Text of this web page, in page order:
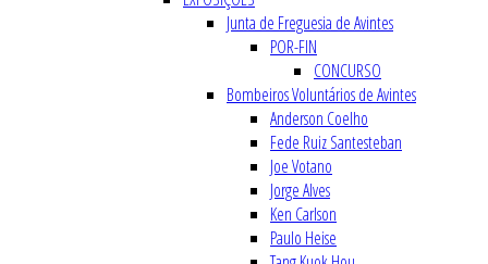
Junta de Freguesia de Avintes
POR-FIN
CONCURSO
Bombeiros Voluntários de Avintes
Anderson Coelho
Fede Ruiz Santesteban
Joe Votano
Jorge Alves
Ken Carlson
Paulo Heise